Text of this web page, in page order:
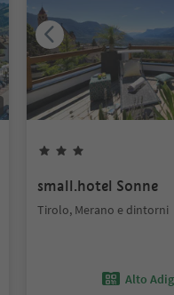
small.hotel Sonne
Tirolo, Merano e dintorni
Alto